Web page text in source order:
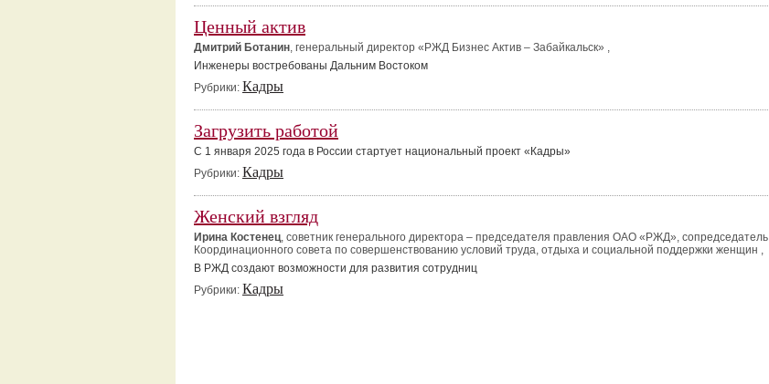
Ценный актив
Дмитрий Ботанин, генеральный директор «РЖД Бизнес Актив – Забайкальск» ,
Инженеры востребованы Дальним Востоком
Рубрики: Кадры
Загрузить работой
С 1 января 2025 года в России стартует национальный проект «Кадры»
Рубрики: Кадры
Женский взгляд
Ирина Костенец, советник генерального директора – председателя правления ОАО «РЖД», сопредседатель
Координационного совета по совершенствованию условий труда, отдыха и социальной поддержки женщин ,
В РЖД создают возможности для развития сотрудниц
Рубрики: Кадры